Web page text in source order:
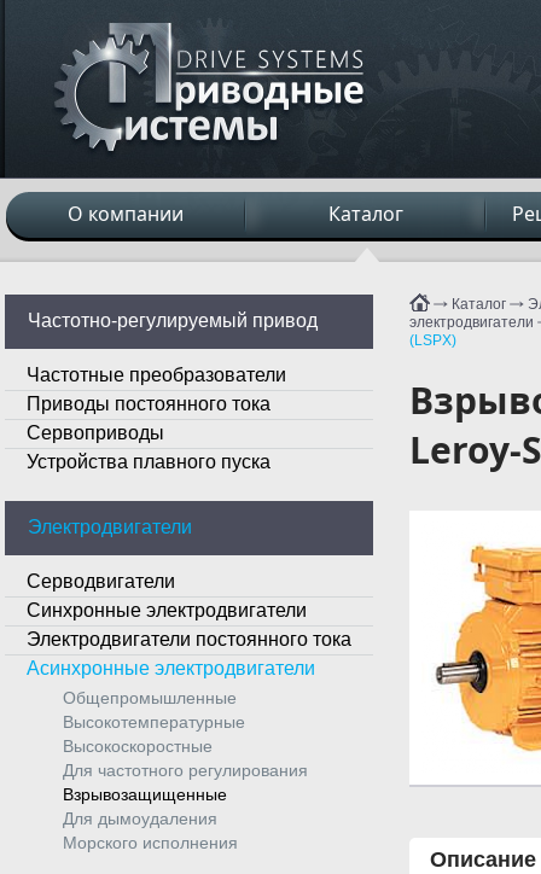
О компании Каталог
Каталог
электродвигатели
(LSPX)
Leroy-
Описание
Частотно-регулируемый привод
Частотные преобразователи
Приводы постоянного тока
Сервоприводы
Устройства плавного пуска
Электродвигатели
Серводвигатели
Синхронные электродвигатели
Электродвигатели постоянного тока
Асинхронные электродвигатели
Общепромышленные
Высокотемпературные
Высокоскоростные
Для частотного регулирования
Взрывозащищенные
Для дымоудаления
Морского исполнения